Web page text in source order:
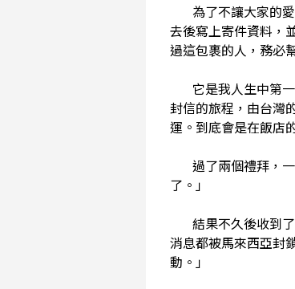
為了不讓大家的愛
去後寫上寄件資料，
過這包裹的人，務必
它是我人生中第一
封信的旅程，由台灣
運。到底會是在飯店
過了兩個禮拜，一
了。」
結果不久後收到了
消息都被馬來西亞封
動。」